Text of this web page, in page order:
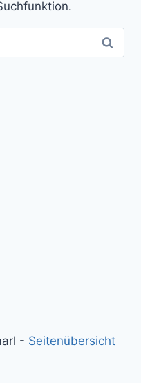
- Seitenübersicht